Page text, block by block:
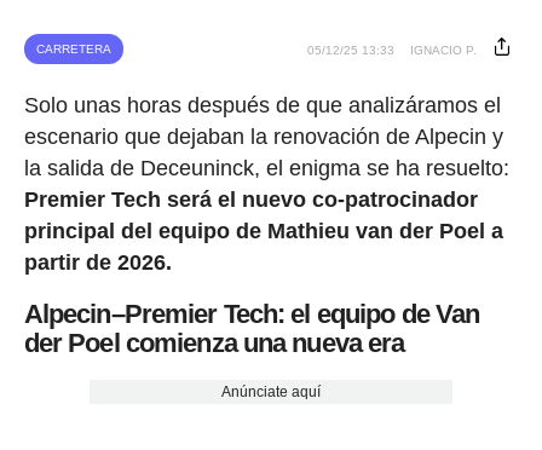
CARRETERA 05/12/25 13:33 IGNACIO P.
Solo unas horas después de que analizáramos el
escenario que dejaban la renovación de Alpecin y
la salida de Deceuninck, el enigma se ha resuelto:
Premier Tech será el nuevo co-patrocinador
principal del equipo de Mathieu van der Poel a
partir de 2026.
Alpecin–Premier Tech: el equipo de Van
der Poel comienza una nueva era
Anúnciate aquí